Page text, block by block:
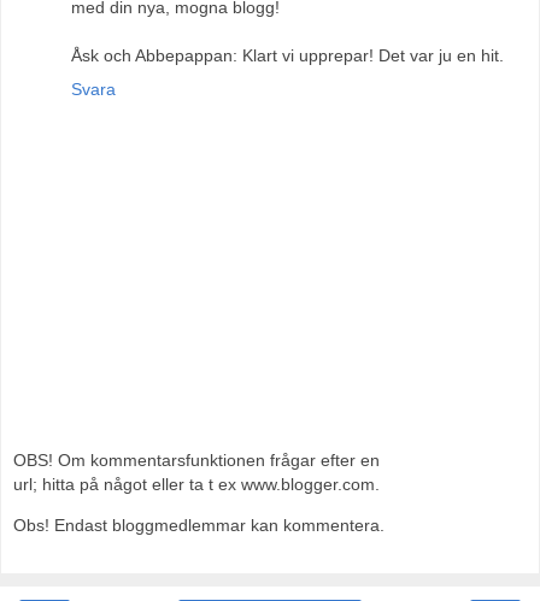
med din nya, mogna blogg!
Åsk och Abbepappan: Klart vi upprepar! Det var ju en hit.
Svara
OBS! Om kommentarsfunktionen frågar efter en
url; hitta på något eller ta t ex www.blogger.com.
Obs! Endast bloggmedlemmar kan kommentera.